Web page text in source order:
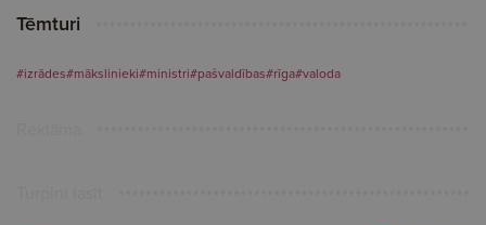
Tēmturi
#izrādes#mākslinieki#ministri#pašvaldības#rīga#valoda